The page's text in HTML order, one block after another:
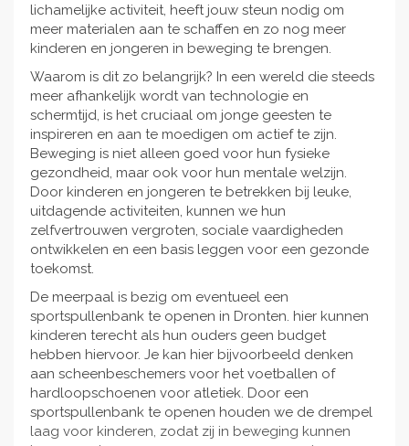
lichamelijke activiteit, heeft jouw steun nodig om
meer materialen aan te schaffen en zo nog meer
kinderen en jongeren in beweging te brengen.
Waarom is dit zo belangrijk? In een wereld die steeds
meer afhankelijk wordt van technologie en
schermtijd, is het cruciaal om jonge geesten te
inspireren en aan te moedigen om actief te zijn.
Beweging is niet alleen goed voor hun fysieke
gezondheid, maar ook voor hun mentale welzijn.
Door kinderen en jongeren te betrekken bij leuke,
uitdagende activiteiten, kunnen we hun
zelfvertrouwen vergroten, sociale vaardigheden
ontwikkelen en een basis leggen voor een gezonde
toekomst.
De meerpaal is bezig om eventueel een
sportspullenbank te openen in Dronten. hier kunnen
kinderen terecht als hun ouders geen budget
hebben hiervoor. Je kan hier bijvoorbeeld denken
aan scheenbeschemers voor het voetballen of
hardloopschoenen voor atletiek. Door een
sportspullenbank te openen houden we de drempel
laag voor kinderen, zodat zij in beweging kunnen